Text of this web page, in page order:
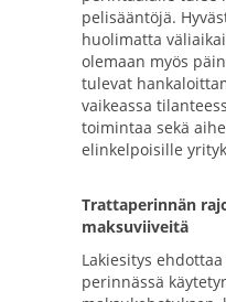
pelisääntöjä.
huolimatta
olemaan myös
tulevat
vaikeassa
toimintaa sekä
elinkelpoisille
Trattaperinnän
maksuviiveitä
Lakiesitys
perinnässä